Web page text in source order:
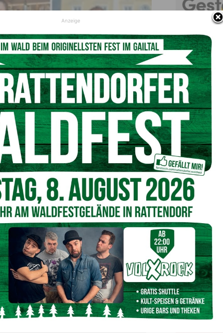
zusammen
© pixabay
Nicht nur die Menschen, die zu
einen Kaffee gehen zu können. Auch die
begrüßen dürfen und Kunden in den Genuß
gehen mit der Wirtschaft…
Anzeige